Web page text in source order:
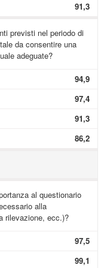
91,3
previsti nel periodo di
da consentire una
adeguate?
94,9
97,4
91,3
86,2
al questionario
alla
rilevazione, ecc.)?
97,5
99,1